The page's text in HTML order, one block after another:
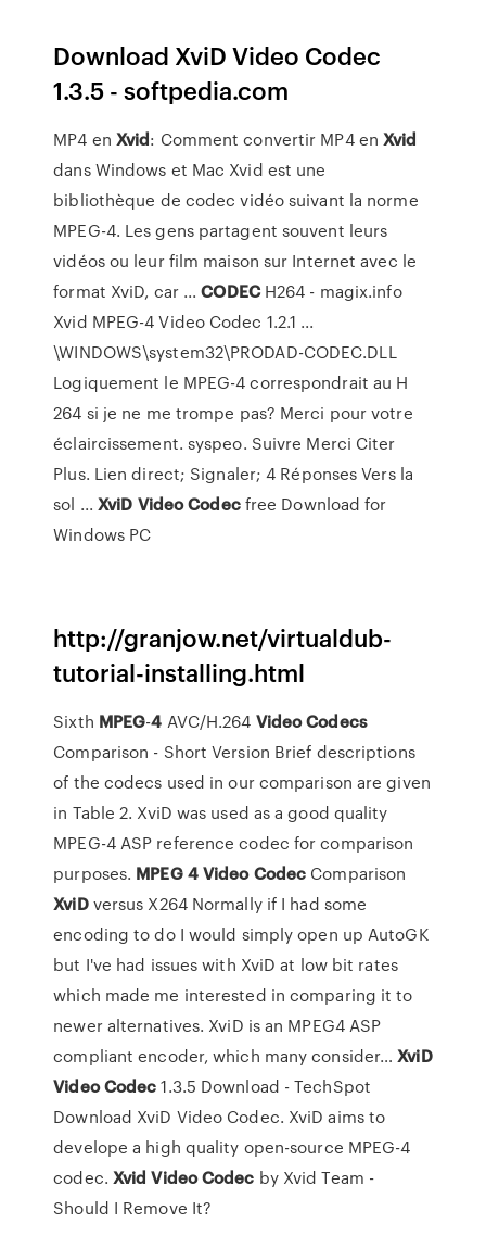
Download XviD Video Codec
1.3.5 - softpedia.com
MP4 en Xvid: Comment convertir MP4 enXvid
dans Windows et Mac Xvid est une
bibliothèque de codec vidéo suivant la norme
MPEG-4. Les gens partagent souvent leurs
vidéos ou leur film maison sur Internet avec le
format XviD, car ...CODECH264 - magix.info
Xvid MPEG-4 Video Codec 1.2.1 ...
\WINDOWS\system32\PRODAD-CODEC.DLL
Logiquement le MPEG-4 correspondrait au H
264 si je ne me trompe pas? Merci pour votre
éclaircissement. syspeo. Suivre Merci Citer
Plus. Lien direct; Signaler; 4 Réponses Vers la
sol ...XviD VideoCodecfree Download for
Windows PC
http://granjow.net/virtualdub-
tutorial-installing.html
Sixth MPEG-4 AVC/H.264 VideoCodecs
Comparison - Short Version Brief descriptions
of the codecs used in our comparison are given
in Table 2. XviD was used as a good quality
MPEG-4 ASP reference codec for comparison
purposes. MPEG 4Video Codec Comparison
XviDversus X264Normally if I had some
encoding to do I would simply open up AutoGK
but I've had issues with XviD at low bit rates
which made me interested in comparing it to
newer alternatives. XviD is an MPEG4 ASP
compliant encoder, which many consider…XviD
Video Codec1.3.5 Download - TechSpot
Download XviD Video Codec. XviD aims to
develope a high quality open-source MPEG-4
codec. Xvid VideoCodec by Xvid Team -
Should I Remove It?